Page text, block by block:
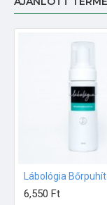
6,550 Ft